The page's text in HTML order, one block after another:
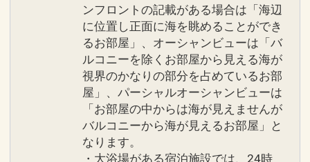
ンフロントの記載がある場合は「海辺
に位置し正面に海を眺めることができ
るお部屋」、オーシャンビューは「バ
ルコニーを除くお部屋から見える海が
視界のかなりの部分を占めているお部
屋」、パーシャルオーシャンビューは
「お部屋の中からは海が見えませんが
バルコニーから海が見えるお部屋」と
なります。
・大浴場がある宿泊施設では、24時